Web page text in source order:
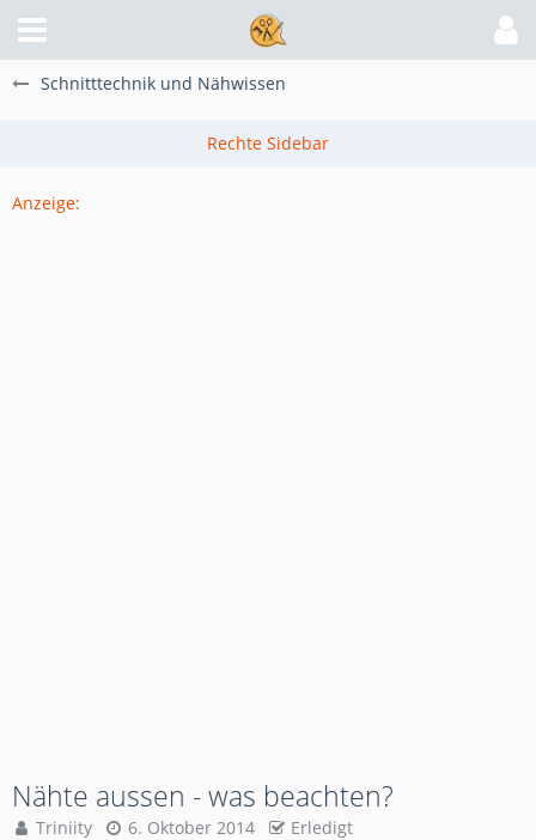
Schnitttechnik und Nähwissen
Anzeige:
Nähte aussen - was beachten?
Triniity 6. Oktober 2014 Erledigt